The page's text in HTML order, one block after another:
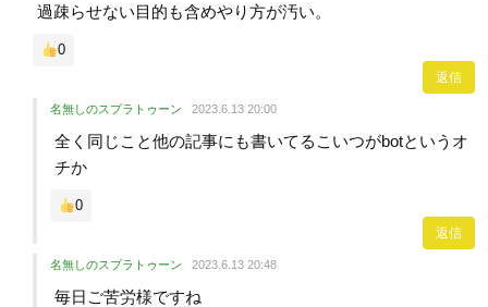
過疎らせない目的も含めやり方が汚い。
0
返信
名無しのスプラトゥーン 2023.6.13 20:00
全く同じこと他の記事にも書いてるこいつがbotというオ
チか
0
返信
名無しのスプラトゥーン 2023.6.13 20:48
毎日ご苦労様ですね